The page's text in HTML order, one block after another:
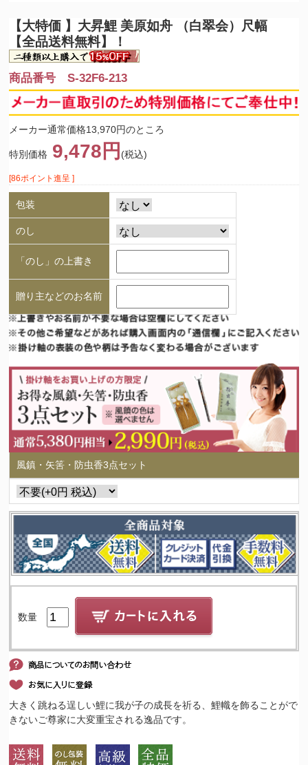
【大特価 】 大昇鯉 美原如舟 （白翠会）尺幅
【全品送料無料】！
商品番号 S-32F6-213
メーカー通常価格13,970円のところ
特別価格 9,478円 (税込)
[86ポイント進呈 ]
包装
のし
「のし」の上書き
贈り主などのお名前
風鎮・矢筈・防虫香3点セット
数量
大きく跳ねる逞しい鯉に我が子の成長を祈る、鯉幟を飾ることがで
きないご尊家に大変重宝される逸品です。